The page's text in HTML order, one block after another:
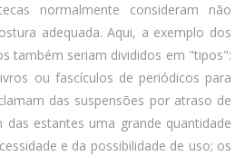
normalmente consideram não
adequada. Aqui, a exemplo dos
também seriam divididos em "tipos":
ou fascículos de periódicos para
das suspensões por atraso de
estantes uma grande quantidade
e da possibilidade de uso; os